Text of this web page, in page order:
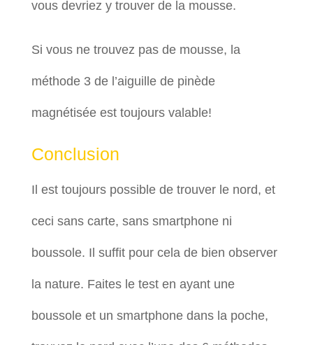
vous devriez y trouver de la mousse.
Si vous ne trouvez pas de mousse, la
méthode 3 de l’aiguille de pinède
magnétisée est toujours valable!
Conclusion
Il est toujours possible de trouver le nord, et
ceci sans carte, sans smartphone ni
boussole. Il suffit pour cela de bien observer
la nature. Faites le test en ayant une
boussole et un smartphone dans la poche,